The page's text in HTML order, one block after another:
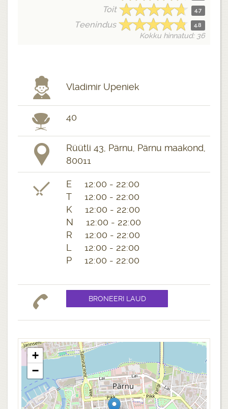
Toit 4.7
Teenindus 4.8
Kokku hinnatud: 36
Vladimir Upeniek
40
Rüütli 43, Pärnu, Pärnu maakond,
80011
E 12:00 - 22:00
T 12:00 - 22:00
K 12:00 - 22:00
N 12:00 - 22:00
R 12:00 - 22:00
L 12:00 - 22:00
P 12:00 - 22:00
+
−